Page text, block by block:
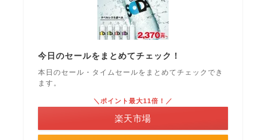
今日のセールをまとめてチェック！
本日のセール・タイムセールをまとめてチェックでき
ます。
＼ポイント最大11倍！／
楽天市場